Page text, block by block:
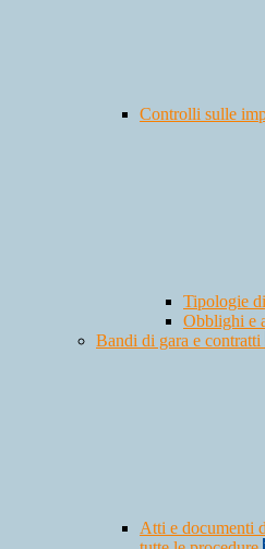
Controlli sulle
Tipologie
Obblighi e
Bandi di gara e contratti
Atti e documenti